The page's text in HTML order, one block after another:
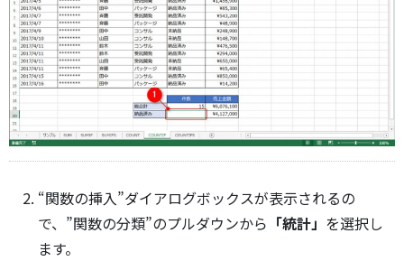
“関数の挿入”ダイアログボックスが表示されるの
で、”関数の分類”のプルダウンから 「統計」 を選択し
ます。